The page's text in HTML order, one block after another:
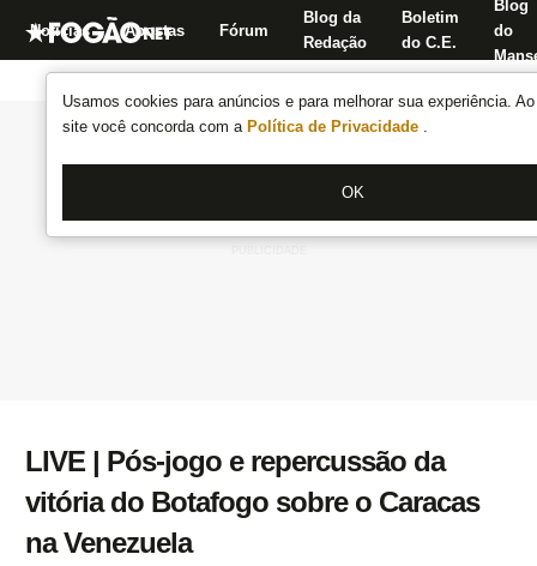
Usamos cookies para anúncios e para melhorar sua experiência.
site você concorda com a Política de Privacidade .
OK
Notícias Apostas Fórum
Blog da
Redação
Boletim
do C.E.
Blog
do
LIVE | Pós-jogo e repercussão da
vitória do Botafogo sobre o Caracas
na Venezuela